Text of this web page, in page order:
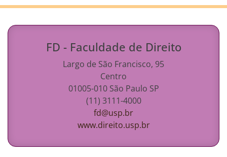
FD - Faculdade de Direito
Largo de São Francisco, 95
Centro
01005-010 São Paulo SP
(11) 3111-4000
fd@usp.br
www.direito.usp.br